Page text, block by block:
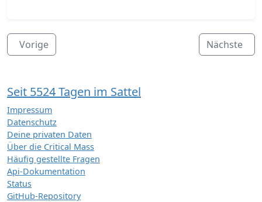
Vorige Nächste
Seit 5524 Tagen im Sattel
Impressum
Datenschutz
Deine privaten Daten
Über die Critical Mass
Häufig gestellte Fragen
Api-Dokumentation
Status
GitHub-Repository